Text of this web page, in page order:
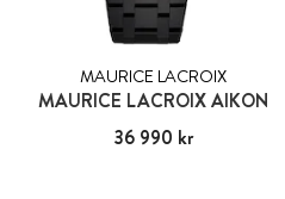
MAURICE LACROIX
MAURICE LACROIX AIKON
Pris:36 990 kr
36 990 kr